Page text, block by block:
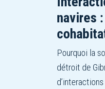
navires
Pourquoi la
détroit de